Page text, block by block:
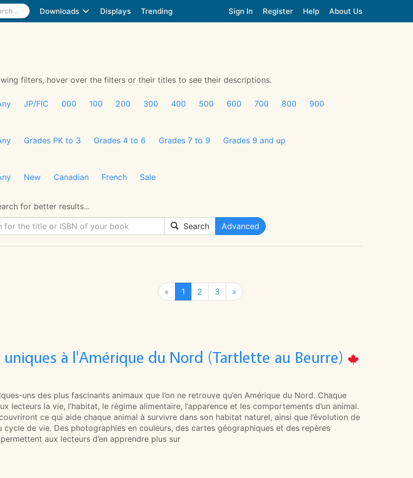
Downloads Displays Trending Sign In Register Help About Us
filters, hover over the filters or their titles to see their descriptions.
JP/FIC 000 100 200 300 400 500 600 700 800 900
Grades PK to 3 Grades 4 to 6 Grades 7 to 9 Grades 9 and up
New Canadian French Sale
for better results...
Search
Advanced
« 1 2 3 »
à l'Amérique du Nord (Tartlette au Beurre)
uns des plus fascinants animaux que l’on ne retrouve qu’en Amérique du Nord. Chaque
lecteurs la vie, l’habitat, le régime alimentaire, l’apparence et les comportements d’un animal.
ce qui aide chaque animal à survivre dans son habitat naturel, ainsi que l’évolution de
cycle de vie. Des photographies en couleurs, des cartes géographiques et des repères
aux lecteurs d’en apprendre plus sur